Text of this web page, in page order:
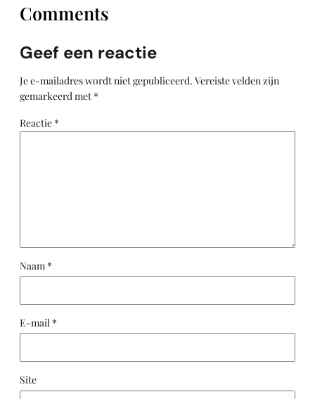
Comments
Geef een reactie
Je e-mailadres wordt niet gepubliceerd. Vereiste velden zijn
gemarkeerd met *
Reactie *
Naam *
E-mail *
Site